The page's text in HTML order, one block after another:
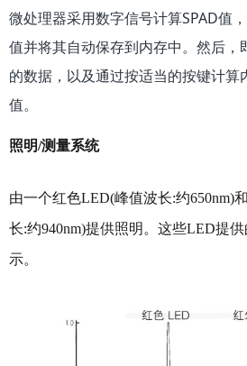
微处理器采用数字信号计算SPAD值
值并将其自动保存到内存中。然后，
的数据，以及通过按适当的按键计算
值。
照明/测量系统
由一个红色LED(峰值波长:约650nm)
长:约940nm)提供照明。这些LED提供
示。